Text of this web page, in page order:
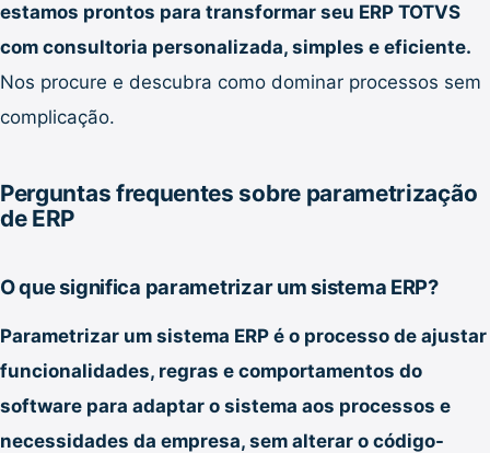
estamos prontos para transformar seu ERP TOTVS
com consultoria personalizada, simples e eficiente.
Nos procure e descubra como dominar processos sem
complicação.
Perguntas frequentes sobre parametrização
de ERP
O que significa parametrizar um sistema ERP?
Parametrizar um sistema ERP é o processo de ajustar
funcionalidades, regras e comportamentos do
software para adaptar o sistema aos processos e
necessidades da empresa, sem alterar o código-